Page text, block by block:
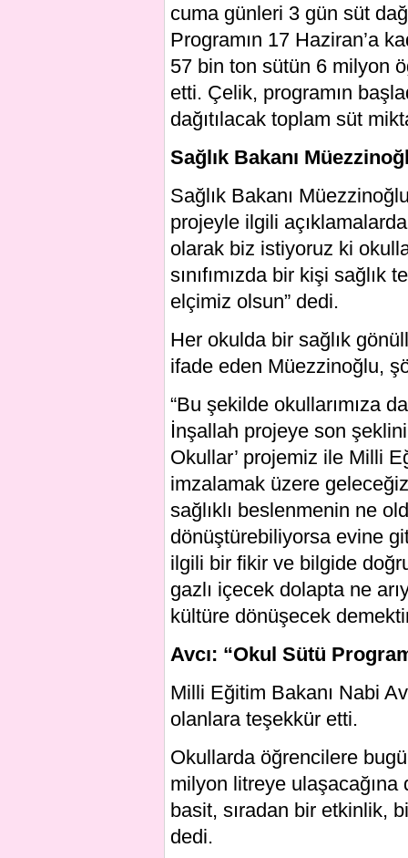
cuma günleri 3 gün süt
Programın 17 Haziran’a
57 bin ton sütün 6 milyon
etti. Çelik, programın
dağıtılacak toplam süt
Sağlık Bakanı
Sağlık Bakanı
projeyle ilgili
olarak biz istiyoruz ki
sınıfımızda bir kişi
elçimiz olsun” dedi.
Her okulda bir sağlık
ifade eden Müezzinoğlu,
“Bu şekilde okullarımıza
İnşallah projeye son
Okullar’ projemiz ile Milli
imzalamak üzere
sağlıklı beslenmenin ne
dönüştürebiliyorsa evine
ilgili bir fikir ve bilgide
gazlı içecek dolapta ne
kültüre dönüşecek
Avcı: “Okul Sütü
Milli Eğitim Bakanı Nabi
olanlara teşekkür etti.
Okullarda öğrencilere
milyon litreye ulaşacağına
basit, sıradan bir etkinlik,
dedi.